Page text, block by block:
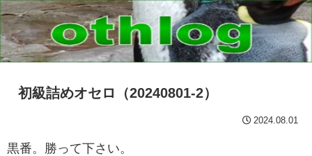
初級詰めオセロ（20240801-2）
2024.08.01
黒番。勝って下さい。